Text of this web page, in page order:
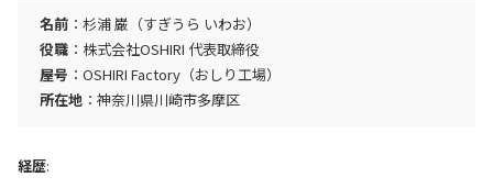
名前：杉浦 巌（すぎうら いわお）
役職：株式会社OSHIRI 代表取締役
屋号 ：OSHIRI Factory（おしり工場）
所在地：神奈川県川崎市多摩区
経歴: